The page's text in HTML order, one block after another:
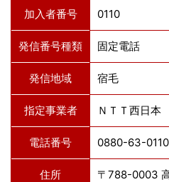
加入者番号 0110
発信番号種類 固定電話
発信地域 宿毛
指定事業者 ＮＴＴ西日本
電話番号 0880-63-0110
住所 〒788-0003